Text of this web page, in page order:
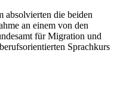
absolvierten die beiden
an einem von den
für Migration und
Sprachkurs